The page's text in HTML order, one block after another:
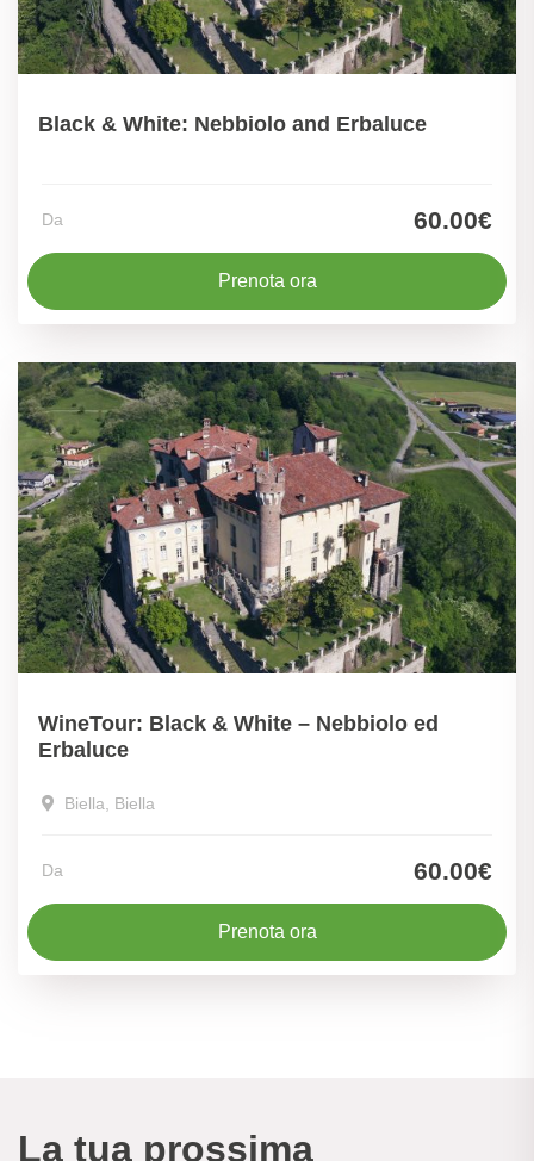
Black & White: Nebbiolo and Erbaluce
Da 60.00€
Prenota ora
WineTour: Black & White – Nebbiolo ed
Erbaluce
Biella, Biella
Da 60.00€
Prenota ora
La tua prossima